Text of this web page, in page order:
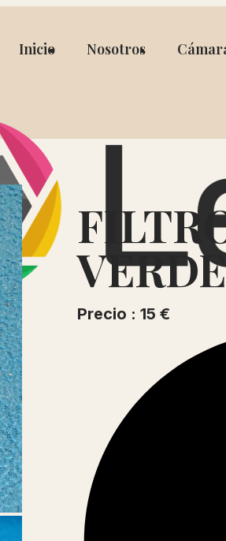
Inicio Nosotros
Precio : 15 €